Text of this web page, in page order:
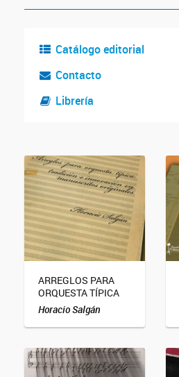
Catálogo editorial
Contacto
Librería
ARREGLOS PARA
ORQUESTA TÍPICA
Horacio Salgán